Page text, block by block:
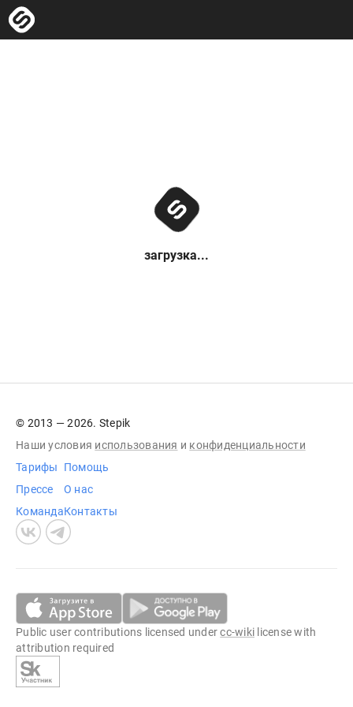
загрузка...
© 2013 — 2026. Stepik
Наши условия использования и конфиденциальности
Тарифы
Прессе
Команда
Помощь
О нас
Контакты
Public user contributions licensed undercc-wiki license with
attribution required